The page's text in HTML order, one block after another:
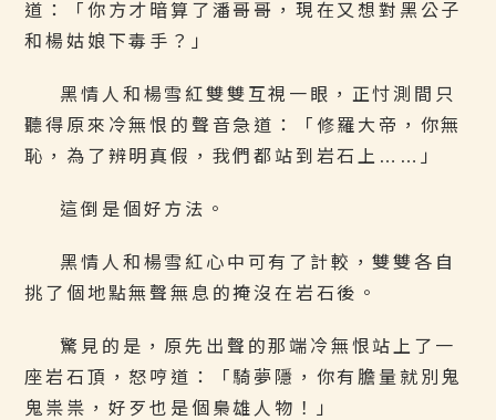
道：「你方才暗算了潘哥哥，現在又想對黑公子
和楊姑娘下毒手？」
黑情人和楊雪紅雙雙互視一眼，正忖測間只
聽得原來冷無恨的聲音急道：「修羅大帝，你無
恥，為了辨明真假，我們都站到岩石上……」
這倒是個好方法。
黑情人和楊雪紅心中可有了計較，雙雙各自
挑了個地點無聲無息的掩沒在岩石後。
驚見的是，原先出聲的那端冷無恨站上了一
座岩石頂，怒哼道：「騎夢隱，你有膽量就別鬼
鬼祟祟，好歹也是個梟雄人物！」